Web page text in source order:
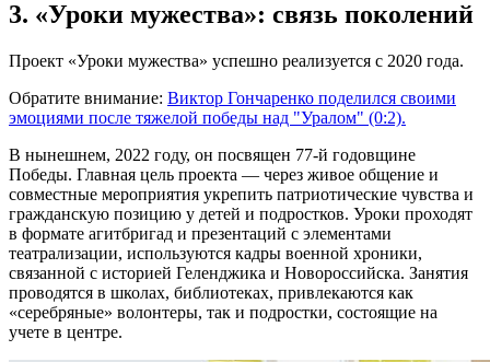
3. «Уроки мужества»: связь поколений
Проект «Уроки мужества» успешно реализуется с 2020 года.
Обратите внимание: Виктор Гончаренко поделился своими
эмоциями после тяжелой победы над "Уралом" (0:2).
В нынешнем, 2022 году, он посвящен 77-й годовщине
Победы. Главная цель проекта — через живое общение и
совместные мероприятия укрепить патриотические чувства и
гражданскую позицию у детей и подростков. Уроки проходят
в формате агитбригад и презентаций с элементами
театрализации, используются кадры военной хроники,
связанной с историей Геленджика и Новороссийска. Занятия
проводятся в школах, библиотеках, привлекаются как
«серебряные» волонтеры, так и подростки, состоящие на
учете в центре.